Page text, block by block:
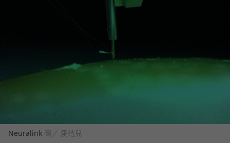
Neuralink 圖／ 愛范兒